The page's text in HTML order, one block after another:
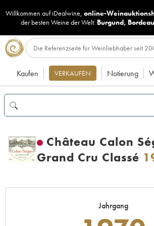
Willkommen auf iDealwine, online-
der besten Weine der Welt: Burgund,
Kaufen VERKAUFEN Notierung
Château Calon
Grand Cru Classé
Jahrgang